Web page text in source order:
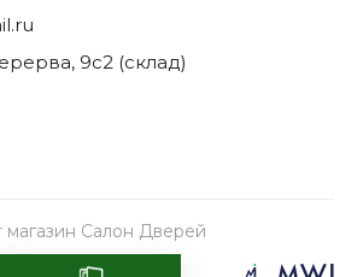
9с2 (склад)
Салон Дверей